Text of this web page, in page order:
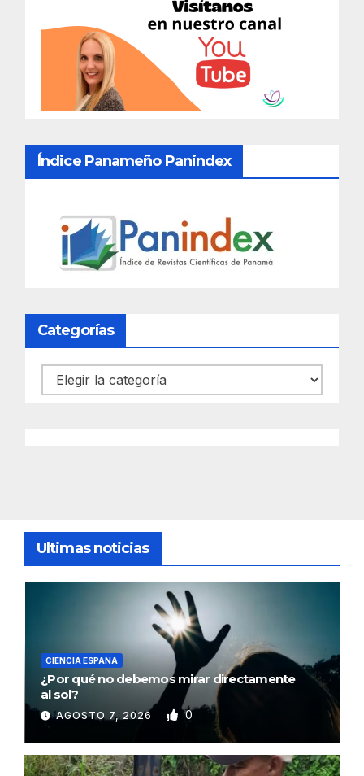
Índice Panameño Panindex
Categorías
Categorías
Ultimas noticias
CIENCIA ESPAÑA
¿Por qué no debemos mirar directamente
al sol?
AGOSTO 7, 2026 0